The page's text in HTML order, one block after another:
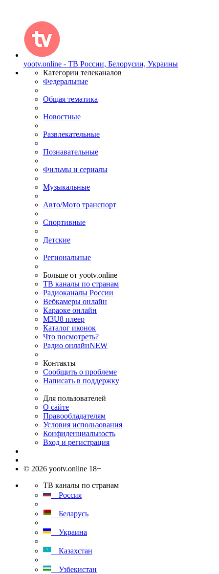
yootv.online - ТВ России, Белорусии, Украины
Категории телеканалов
Федеральные
Общая тематика
Новостные
Развлекательные
Познавательные
Фильмы и сериалы
Музыкальные
Авто/Мото транспорт
Спортивные
Детские
Региональные
Больше от yootv.online
ТВ каналы по странам
Радиоканалы России
Вебкамеры онлайн
Караоке онлайн
M3U8 плеер
Каталог иконок
Что посмотреть?
Радио онлайнNEW
Контакты
Сообщить о проблеме
Написать в поддержку
Для пользователей
О сайте
Правообладателям
Условия использования
Конфиденциальность
Вход и регистрация
© 2026 yootv.online 18+
ТВ каналы по странам
Россия
Беларусь
Украина
Казахстан
Узбекистан